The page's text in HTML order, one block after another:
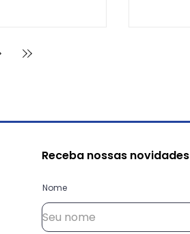
Receba nossas novidades
Nome